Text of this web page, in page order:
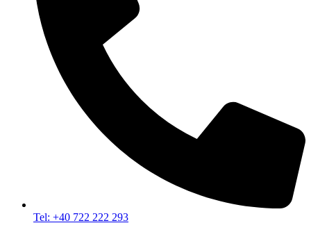
Tel: +40 722 222 293